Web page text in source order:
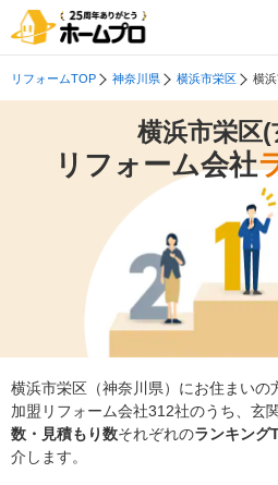
リフォームTOP 神奈川県 横浜市栄区 横
横浜市栄区(
リフォーム会社
横浜市栄区（神奈川県）にお住まいの
加盟リフォーム会社312社のうち、玄
数・見積もり数それぞれのランキング
介します。